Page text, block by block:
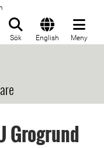
Sök English Meny
Grogrund